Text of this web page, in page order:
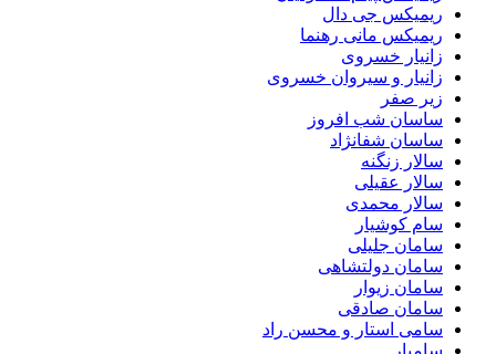
ریمیکس جی دال
ریمیکس مانی رهنما
زانیار خسروی
زانیار و سیروان خسروی
زیر صفر
ساسان شب افروز
ساسان شفانژاد
سالار زنگنه
سالار عقیلی
سالار محمدی
سام کوشیار
سامان جلیلی
سامان دولتشاهی
سامان زیوار
سامان صادقی
سامی استار و محسن راد